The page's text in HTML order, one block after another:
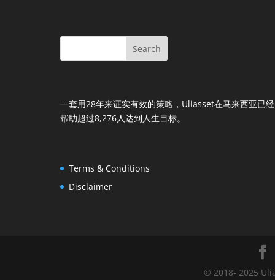
一套用28年来证实有效的策略，Uliasset在马来西亚已经
帮助超过8,276人达到人生目标。
Terms & Conditions
Disclaimer
© 2018- 2025